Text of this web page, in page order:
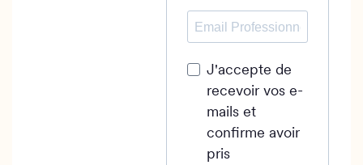
J'accepte de
recevoir vos e-
mails et
confirme avoir
pris